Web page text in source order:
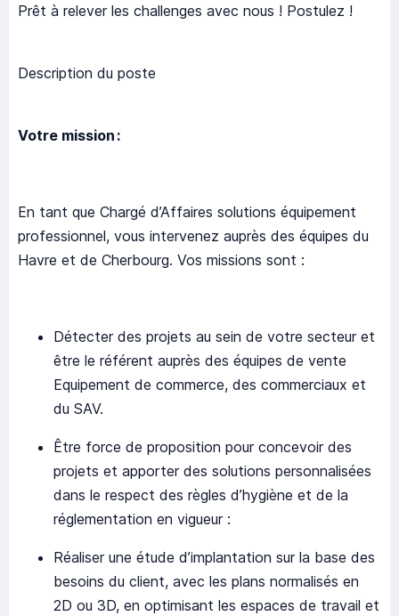
Prêt à relever les challenges avec nous ! Postulez !
Description du poste
Votre mission :
En tant que Chargé d’Affaires solutions équipement
professionnel, vous intervenez auprès des équipes du
Havre et de Cherbourg. Vos missions sont :
Détecter des projets au sein de votre secteur et
être le référent auprès des équipes de vente
Equipement de commerce, des commerciaux et
du SAV.
Être force de proposition pour concevoir des
projets et apporter des solutions personnalisées
dans le respect des règles d’hygiène et de la
réglementation en vigueur :
Réaliser une étude d’implantation sur la base des
besoins du client, avec les plans normalisés en
2D ou 3D, en optimisant les espaces de travail et